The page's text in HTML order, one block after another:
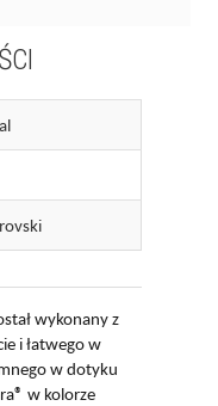
wykonany z
i łatwego w
w dotyku
® w kolorze